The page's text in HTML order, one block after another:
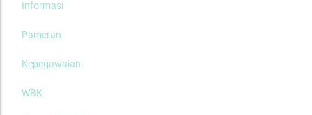
Informasi
Pameran
Kepegawaian
WBK